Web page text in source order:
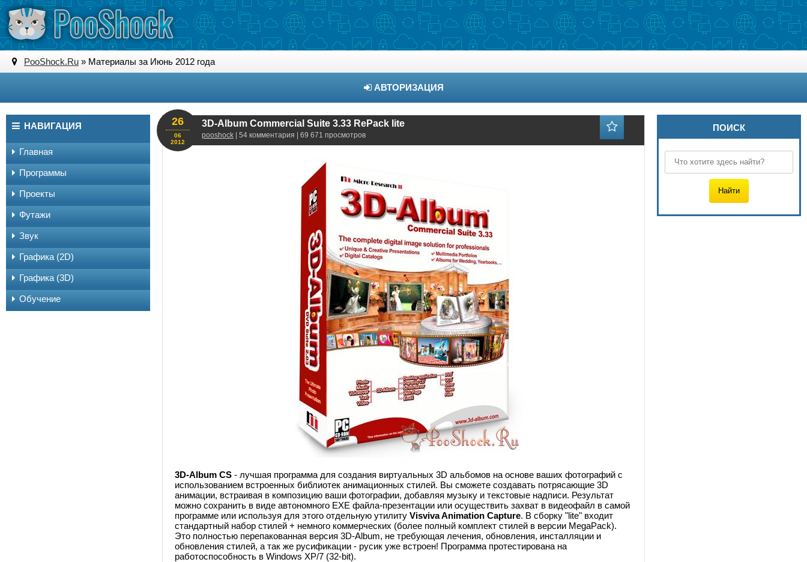
PooShock.Ru » Материалы за Июнь 2012 года
АВТОРИЗАЦИЯ
3D-Album Commercial Suite 3.33 RePack lite
pooshock | 54 комментария | 69 671 просмотров
26
06
2012
3D-Album CS - лучшая программа для создания виртуальных 3D альбомов на основе ваших фотографий с
использованием встроенных библиотек анимационных стилей. Вы сможете создавать потрясающие 3D
анимации, встраивая в композицию ваши фотографии, добавляя музыку и текстовые надписи. Результат
можно сохранить в виде автономного EXE файла-презентации или осуществить захват в видеофайл в самой
программе или используя для этого отдельную утилиту Visviva Animation Capture. В сборку "lite" входит
стандартный набор стилей + немного коммерческих (более полный комплект стилей в версии MegaPack).
Это полностью перепакованная версия 3D-Album, не требующая лечения, обновления, инсталляции и
обновления стилей, а так же русификации - русик уже встроен! Программа протестирована на
работоспособность в Windows XP/7 (32-bit).
НАВИГАЦИЯ
Главная
Программы
Проекты
Футажи
Звук
Графика (2D)
Графика (3D)
Обучение
ПОИСК